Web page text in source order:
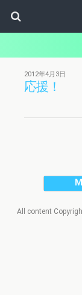
2012年4月3日
応援！
All content